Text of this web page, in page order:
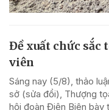
Đề xuất chức sắc
viên
Sáng nay (5/8), thảo
sở (sửa đổi), Thượng
hội đoàn Điện Biên bày